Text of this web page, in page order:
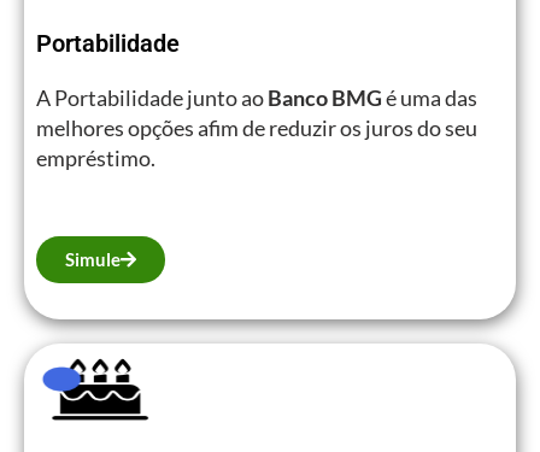
Portabilidade
A Portabilidade junto aoBanco BMGé uma das
melhores opções afim de reduzir os juros do seu
empréstimo.
Simule